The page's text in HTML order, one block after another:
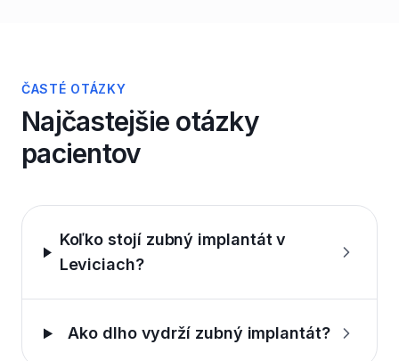
ČASTÉ OTÁZKY
Najčastejšie otázky
pacientov
Koľko stojí zubný implantát v
Leviciach?
Ako dlho vydrží zubný implantát?